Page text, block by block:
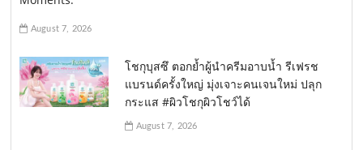
August 7, 2026
โชกุบุสซึ ตอกย้ำผู้นำครีมอาบน้ำ รีเฟรช
แบรนด์ครั้งใหญ่ มุ่งเจาะคนเจนใหม่ ปลุก
กระแส #ผิวโชกุผิวโชว์ได้
August 7, 2026